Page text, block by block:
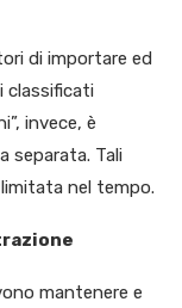
di importare ed
classificati
invece, è
separata. Tali
nel tempo.
mantenere e